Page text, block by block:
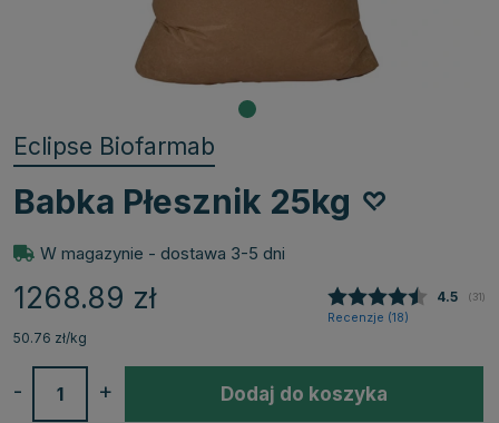
Eclipse Biofarmab
Babka Płesznik 25kg
W magazynie - dostawa 3-5 dni
1268.89 zł Średnia
4.5 (31)
Recenzje (18)
50.76 zł/kg
+
- Dodaj do koszyka